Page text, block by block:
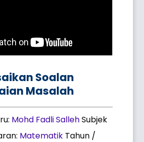
Soalan
Masalah
Mohd Fadli SallehSubjek
Matematik Tahun /